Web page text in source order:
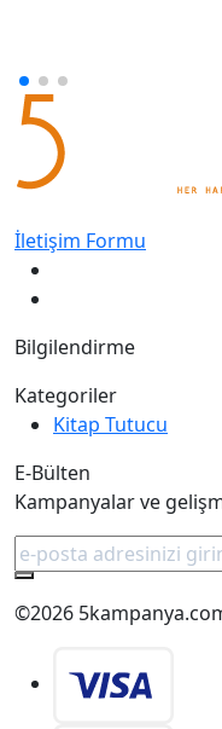
İletişim Formu
Bilgilendirme
Kategoriler
Kitap Tutucu
E-Bülten
Kampanyalar ve
©2026